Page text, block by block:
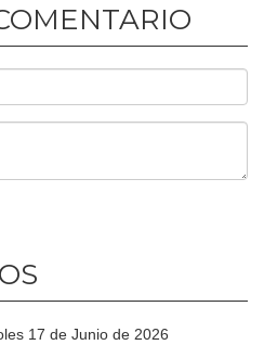
17 de Junio de 2026